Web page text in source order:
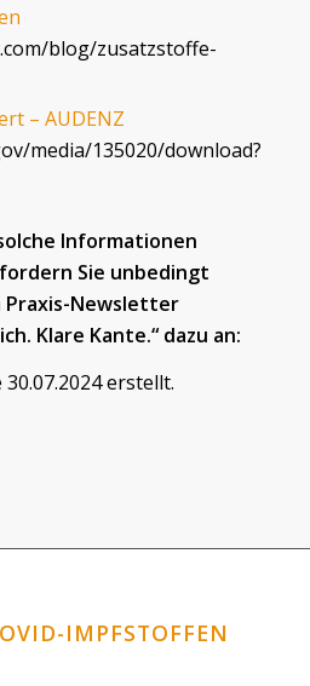
blog/zusatzstoffe-
– AUDENZ
media/135020/download?
Informationen
Sie unbedingt
Praxis-Newsletter
Klare Kante.“ dazu an:
erstellt.
IMPFSTOFFEN